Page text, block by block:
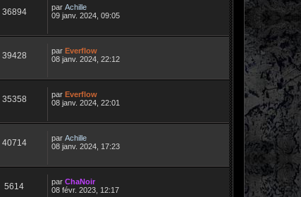
36894 par Achille
09 janv. 2024, 09:05
39428 par Everflow
08 janv. 2024, 22:12
35358 par Everflow
08 janv. 2024, 22:01
40714 par Achille
08 janv. 2024, 17:23
5614 par ChaNoir
08 févr. 2023, 12:17